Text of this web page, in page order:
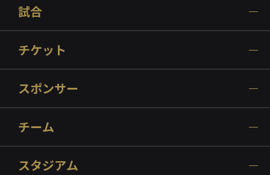
試合
チケット
スポンサー
チーム
スタジアム